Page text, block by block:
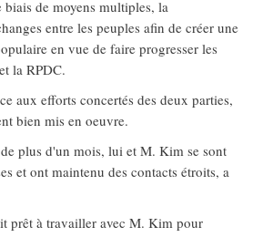
de moyens multiples, la
entre les peuples afin de créer une
en vue de faire progresser les
la RPDC.
aux efforts concertés des deux parties,
bien mis en oeuvre.
plus d'un mois, lui et M. Kim se sont
et ont maintenu des contacts étroits, a
prêt à travailler avec M. Kim pour